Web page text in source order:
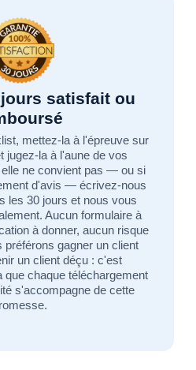
satisfait ou
mettez-la à l'épreuve sur
jugez-la à l'aune de vos
ne convient pas — ou si
d'avis — écrivez-nous
les 30 jours et nous vous
Aucun formulaire à
à donner, aucun risque
préférons gagner un client
un client déçu : c'est
que chaque téléchargement
s'accompagne de cette